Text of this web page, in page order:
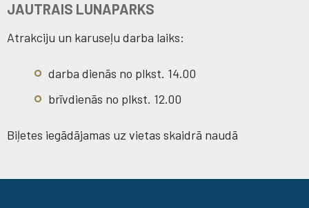
JAUTRAIS LUNAPARKS
Atrakciju un karuseļu darba laiks:
darba dienās no plkst. 14.00
brīvdienās no plkst. 12.00
Biļetes iegādājamas uz vietas skaidrā naudā